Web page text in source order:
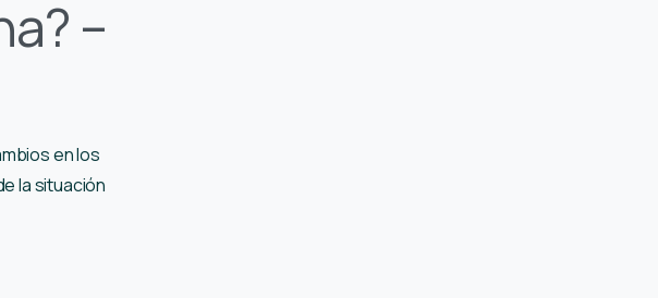
–
en los
la situación